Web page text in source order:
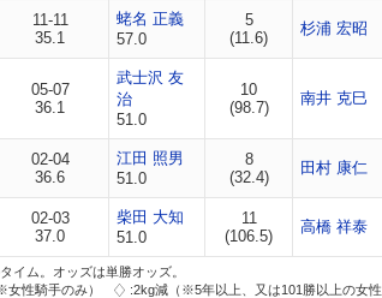
11-11
35.1
蛯名 正義
57.0
5
(11.6)
杉浦 宏昭
05-07
36.1
武士沢 友
治
51.0
10
(98.7)
南井 克巳
02-04
36.6
江田 照男
51.0
8
(32.4)
田村 康仁
02-03
37.0
柴田 大知
51.0
11
(106.5)
高橋 祥泰
イム。オッズは単勝オッズ。
女性騎手のみ）
:2kg減（※5年以上、又は101勝以上の女性